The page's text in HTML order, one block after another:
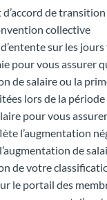
de transition
collective
sur les
pour vous assurer
de salaire ou la
lors de la période
pour vous
l’augmentation
de
de votre
le portail des